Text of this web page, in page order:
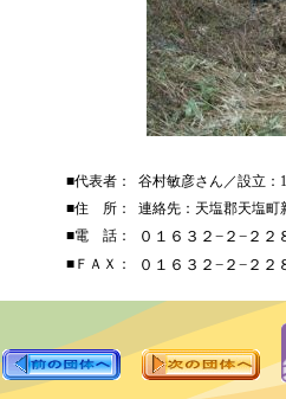
■代表者：
谷村敏彦さん／設立：
■住 所：
連絡先：天塩郡天塩
■電 話：
０１６３２−２−２２
■ＦＡＸ： ０１６３２−２−２２